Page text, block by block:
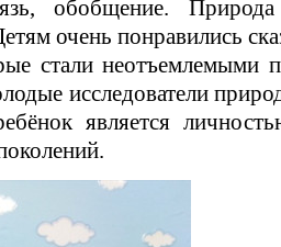
обобщение.
очень понравились
стали неотъемлемыми
исследователи
является